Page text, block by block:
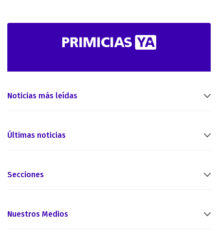
Noticias más leídas
Últimas noticias
Secciones
Nuestros Medios